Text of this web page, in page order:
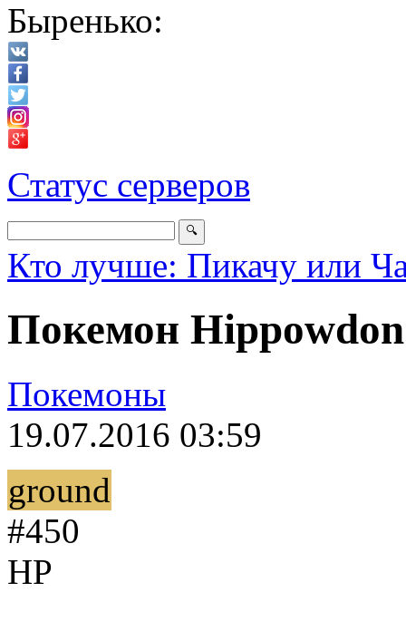
Быренько:
Статус серверов
Кто лучше: Пикачу или
Покемон
Покемоны
19.07.2016 03:59
ground
#450
HP